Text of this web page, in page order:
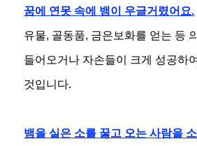
꿈에 연못 속에 뱀이 우글거렸어요.
유물, 골동품, 금은보화를 얻는 등
들어오거나 자손들이 크게 성공하
것입니다.
뱀을 실은 소를 꿇고 오는 사람을